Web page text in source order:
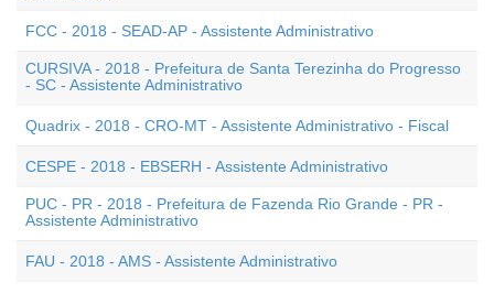
FCC - 2018 - SEAD-AP - Assistente Administrativo
CURSIVA - 2018 - Prefeitura de Santa Terezinha do Progresso
- SC - Assistente Administrativo
Quadrix - 2018 - CRO-MT - Assistente Administrativo - Fiscal
CESPE - 2018 - EBSERH - Assistente Administrativo
PUC - PR - 2018 - Prefeitura de Fazenda Rio Grande - PR -
Assistente Administrativo
FAU - 2018 - AMS - Assistente Administrativo